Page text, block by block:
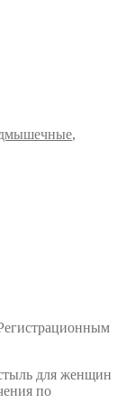
,
для женщин
по